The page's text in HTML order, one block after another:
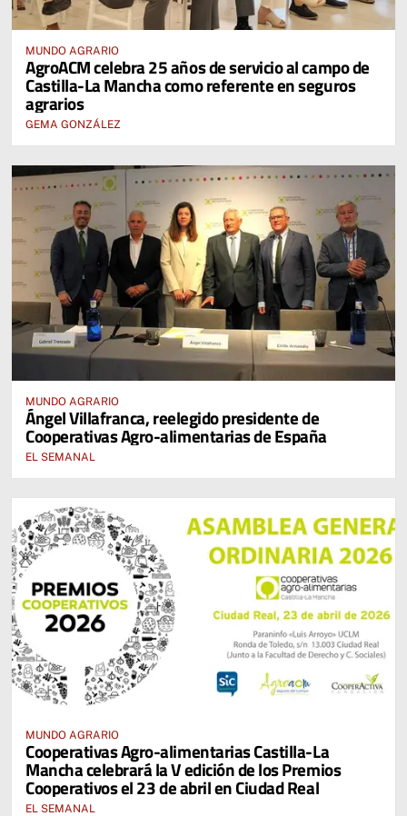
MUNDO AGRARIO
AgroACM celebra 25 años de servicio al campo de
Castilla-La Mancha como referente en seguros
agrarios
GEMA GONZÁLEZ
MUNDO AGRARIO
Ángel Villafranca, reelegido presidente de
Cooperativas Agro-alimentarias de España
EL SEMANAL
MUNDO AGRARIO
Cooperativas Agro-alimentarias Castilla-La
Mancha celebrará la V edición de los Premios
Cooperativos el 23 de abril en Ciudad Real
EL SEMANAL